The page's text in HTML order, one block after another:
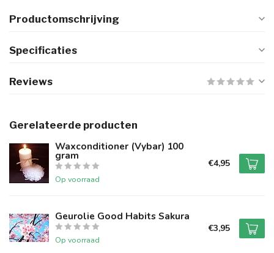
Productomschrijving
Specificaties
Reviews
Gerelateerde producten
Waxconditioner (Vybar) 100
gram
Op voorraad
€4,95
Geurolie Good Habits Sakura
Op voorraad
€3,95